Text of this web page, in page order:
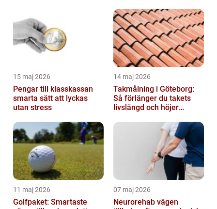
15 maj 2026
Pengar till klasskassan
smarta sätt att lyckas
utan stress
14 maj 2026
Takmålning i Göteborg:
Så förlänger du takets
livslängd och höjer
11 maj 2026
Golfpaket: Smartaste
07 maj 2026
Neurorehab vägen